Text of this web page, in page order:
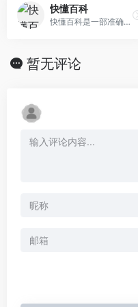
快懂百科
快懂百科是一部准确、全面、易读、丰富的网络百科全书，助您轻松探秘世界，学习知识。
暂无评论